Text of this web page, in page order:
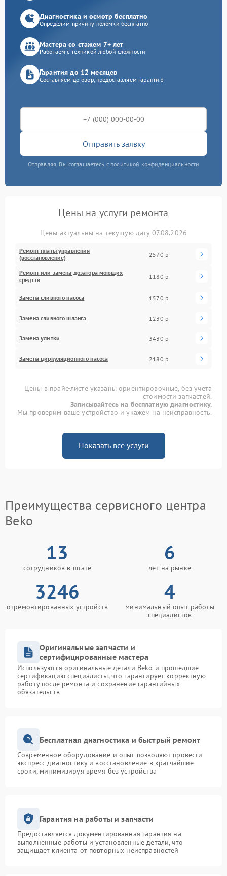
Диагностика и осмотр бесплатно
Определим причину поломки бесплатно
Мастера со стажем 7+ лет
Работаем с техникой любой сложности
Гарантия до 12 месяцев
Составляем договор, предоставляем гарантию
Отправить заявку
Отправляя, Вы соглашаетесь с политикой конфиденциальности
Цены на услуги ремонта
Цены актуальны на текущую дату 07.08.2026
Ремонт платы управления
(восстановление)
2570 р
Ремонт или замена дозатора моющих
средств
1180 р
Замена сливного насоса 1570 р
Замена сливного шланга 1230 р
Замена улитки 3430 р
Замена циркуляционного насоса 2180 р
Цены в прайс-листе указаны ориентировочные, без учета
стоимости запчастей.
Записывайтесь на бесплатную диагностику.
Мы проверим ваше устройство и укажем на неисправность.
Показать все услуги
Преимущества сервисного центра
Beko
13
сотрудников в штате
6
лет на рынке
3246
отремонтированных устройств
4
минимальный опыт работы
специалистов
Оригинальные запчасти и
сертифицированные мастера
Используются оригинальные детали Beko и прошедшие
сертификацию специалисты, что гарантирует корректную
работу после ремонта и сохранение гарантийных
обязательств
Бесплатная диагностика и быстрый ремонт
Современное оборудование и опыт позволяют провести
экспресс-диагностику и восстановление в кратчайшие
сроки, минимизируя время без устройства
Гарантия на работы и запчасти
Предоставляется документированная гарантия на
выполненные работы и установленные детали, что
защищает клиента от повторных неисправностей